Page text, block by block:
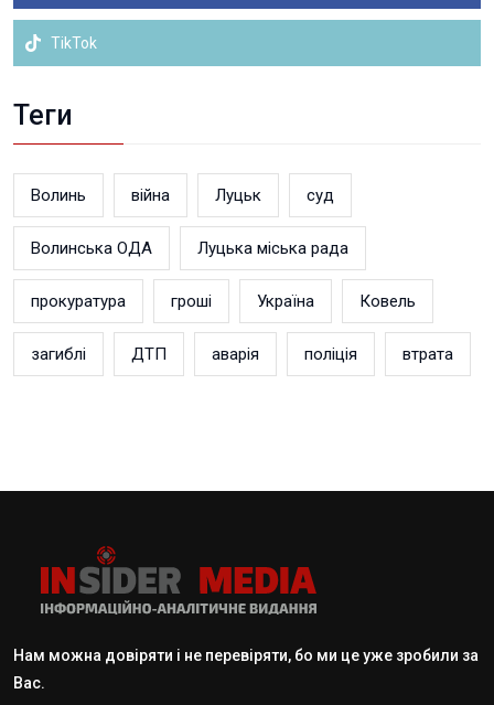
TikTok
Теги
Волинь війна Луцьк суд
Волинська ОДА Луцька міська рада
прокуратура гроші Україна Ковель
загиблі ДТП аварія поліція втрата
Нам можна довіряти і не перевіряти, бо ми це уже зробили за
Вас.